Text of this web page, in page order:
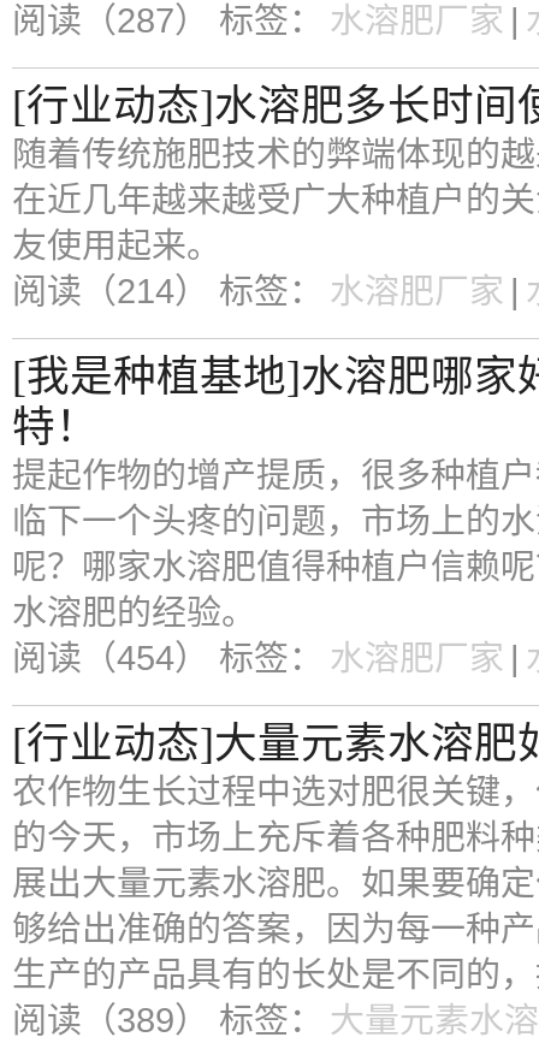
阅读（287） 标签： 水溶肥厂家 |
[行业动态]水溶肥多长时间
随着传统施肥技术的弊端体现的
在近几年越来越受广大种植户的
友使用起来。
阅读（214） 标签： 水溶肥厂家 |
[我是种植基地]水溶肥哪家
特！
提起作物的增产提质，很多种植
临下一个头疼的问题，市场上的
呢？哪家水溶肥值得种植户信赖
水溶肥的经验。
阅读（454） 标签： 水溶肥厂家 |
[行业动态]大量元素水溶肥
农作物生长过程中选对肥很关键
的今天，市场上充斥着各种肥料
展出大量元素水溶肥。如果要确
够给出准确的答案，因为每一种
生产的产品具有的长处是不同的
阅读（389） 标签： 大量元素水